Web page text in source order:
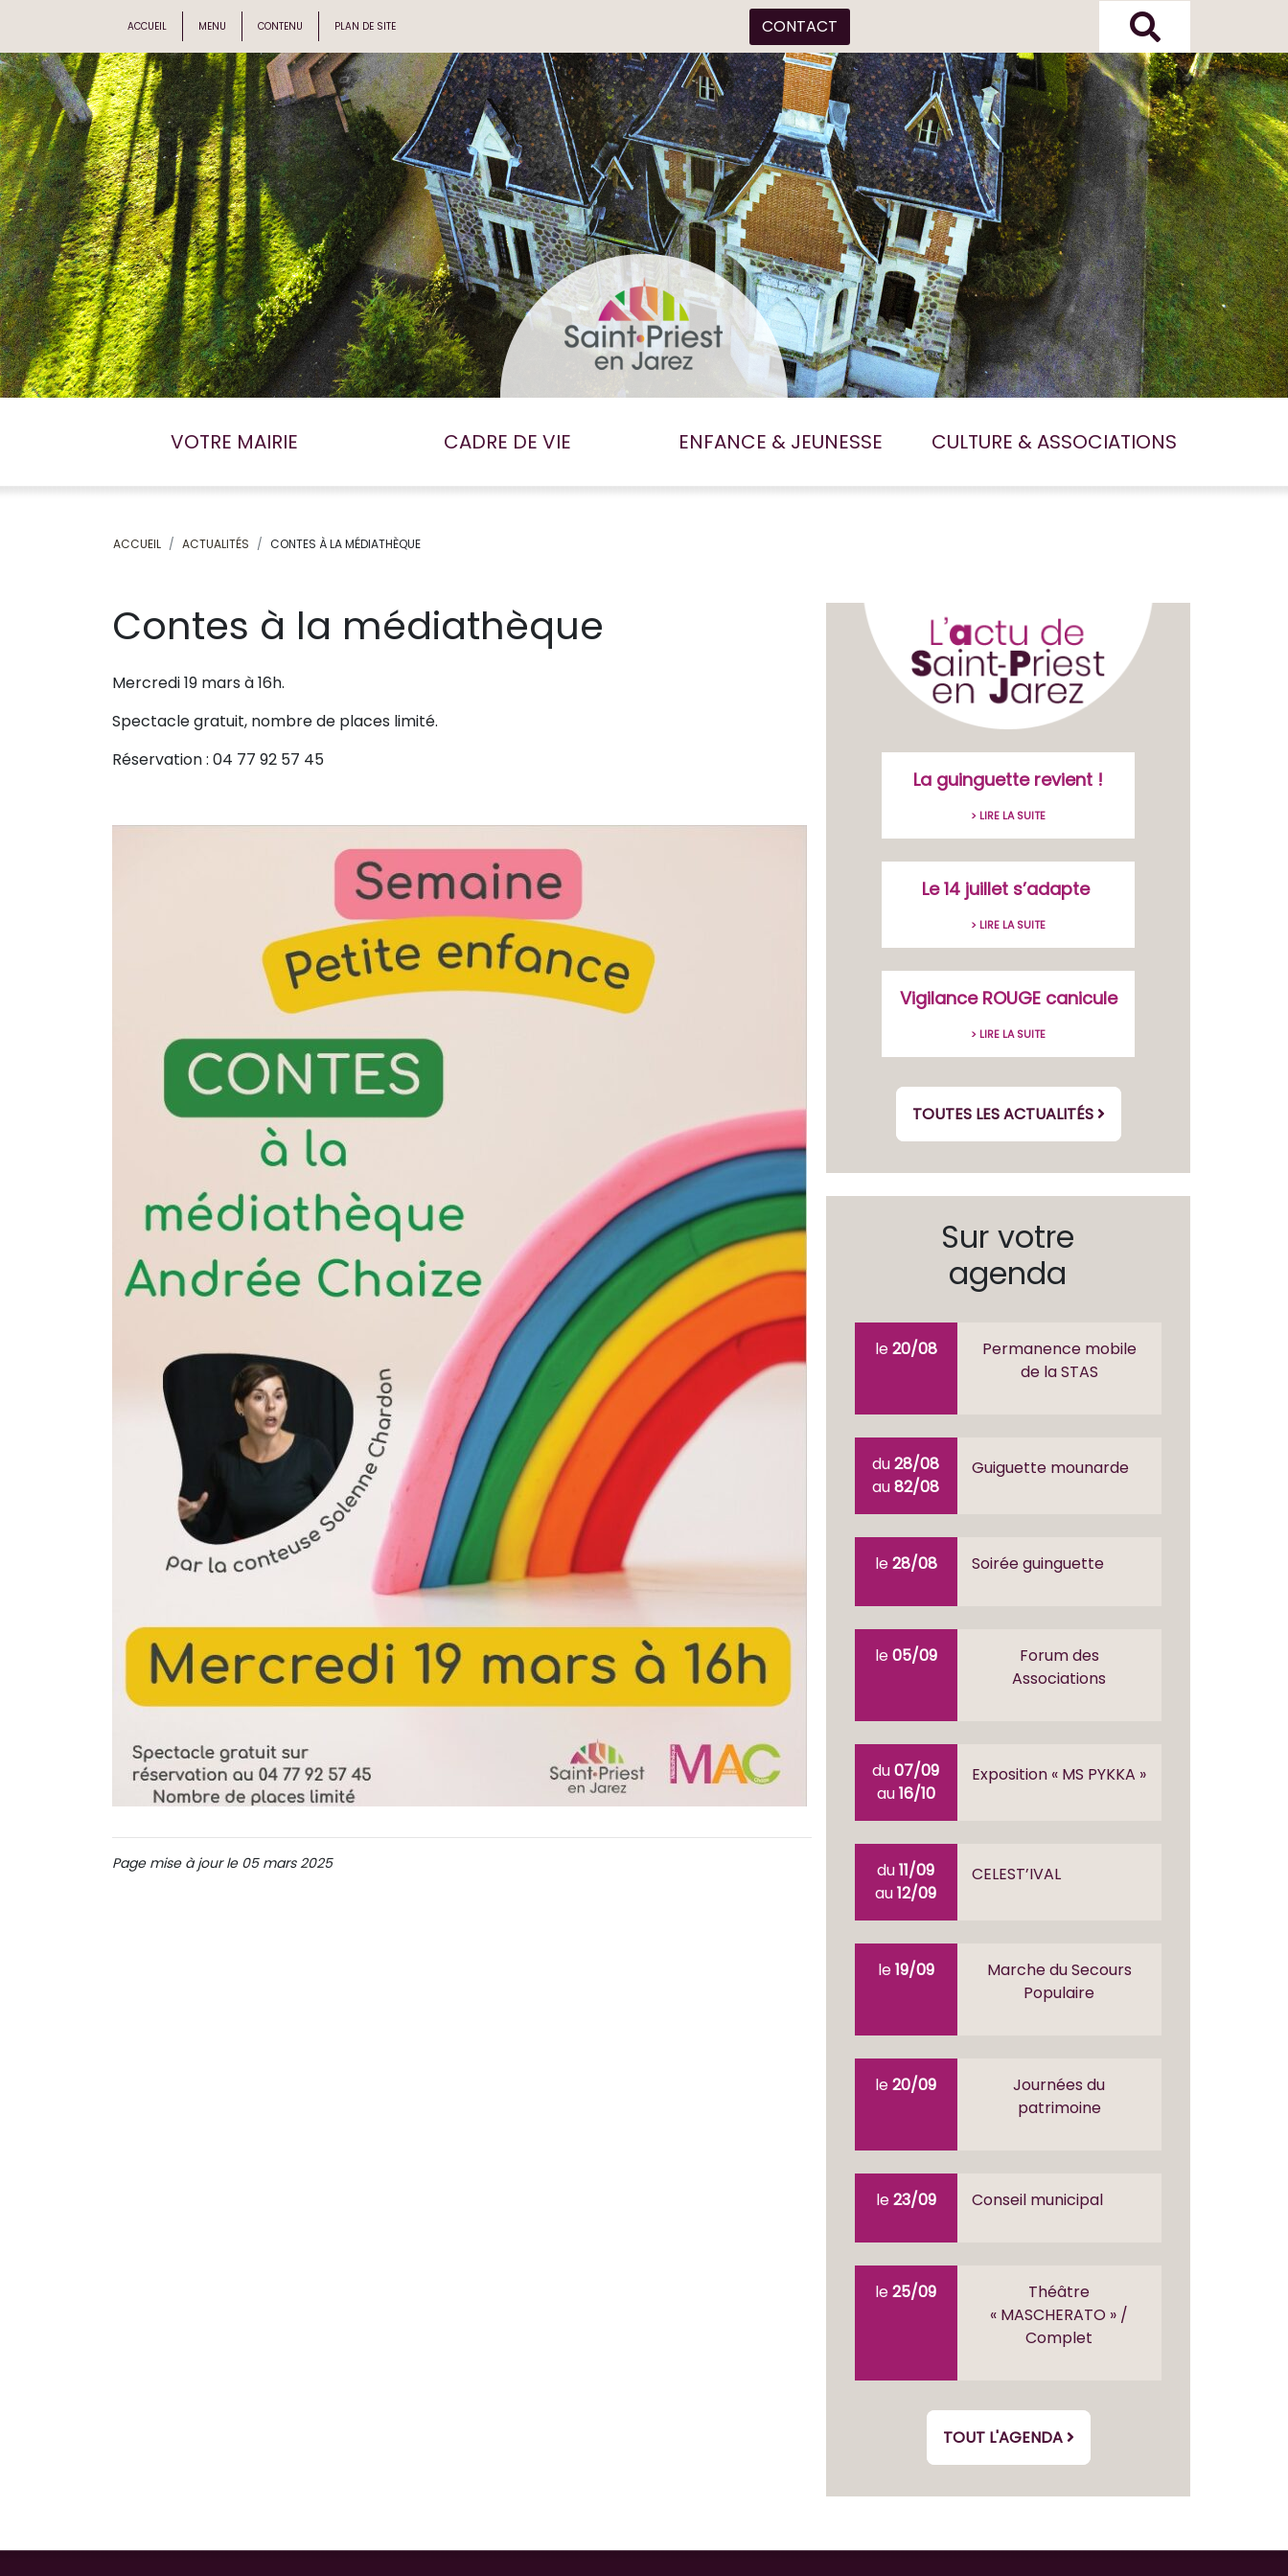
ACCUEIL MENU CONTENU PLAN DE SITE CONTACT
VOTRE MAIRIE CADRE DE VIE ENFANCE & JEUNESSE CULTURE & ASSOCIATIONS
ACCUEIL ACTUALITÉS CONTES À LA MÉDIATHÈQUE
Contes à la médiathèque
Mercredi 19 mars à 16h.
Spectacle gratuit, nombre de places limité.
Réservation : 04 77 92 57 45
Page mise à jour le 05 mars 2025
La guinguette revient !
> LIRE LA SUITE
Le 14 juillet s’adapte
> LIRE LA SUITE
Vigilance ROUGE canicule
> LIRE LA SUITE
TOUTES LES ACTUALITÉS
Sur votre
agenda
le20/08
Permanence mobile
de la STAS
du28/08
au82/08
Guiguette mounarde
le28/08 Soirée guinguette
le05/09
Forum des
Associations
du07/09
au16/10
Exposition « MS PYKKA »
du11/09
au12/09
CELEST’IVAL
le19/09
Marche du Secours
Populaire
le20/09
Journées du
patrimoine
le23/09 Conseil municipal
le25/09
Théâtre
« MASCHERATO » /
Complet
TOUT L'AGENDA